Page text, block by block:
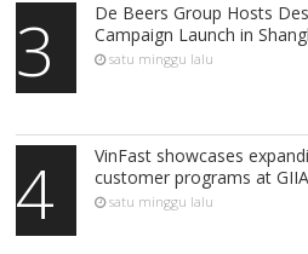
3
De Beers Group Hosts
Campaign Launch in
satu minggu lalu
4
VinFast showcases
customer programs at
satu minggu lalu